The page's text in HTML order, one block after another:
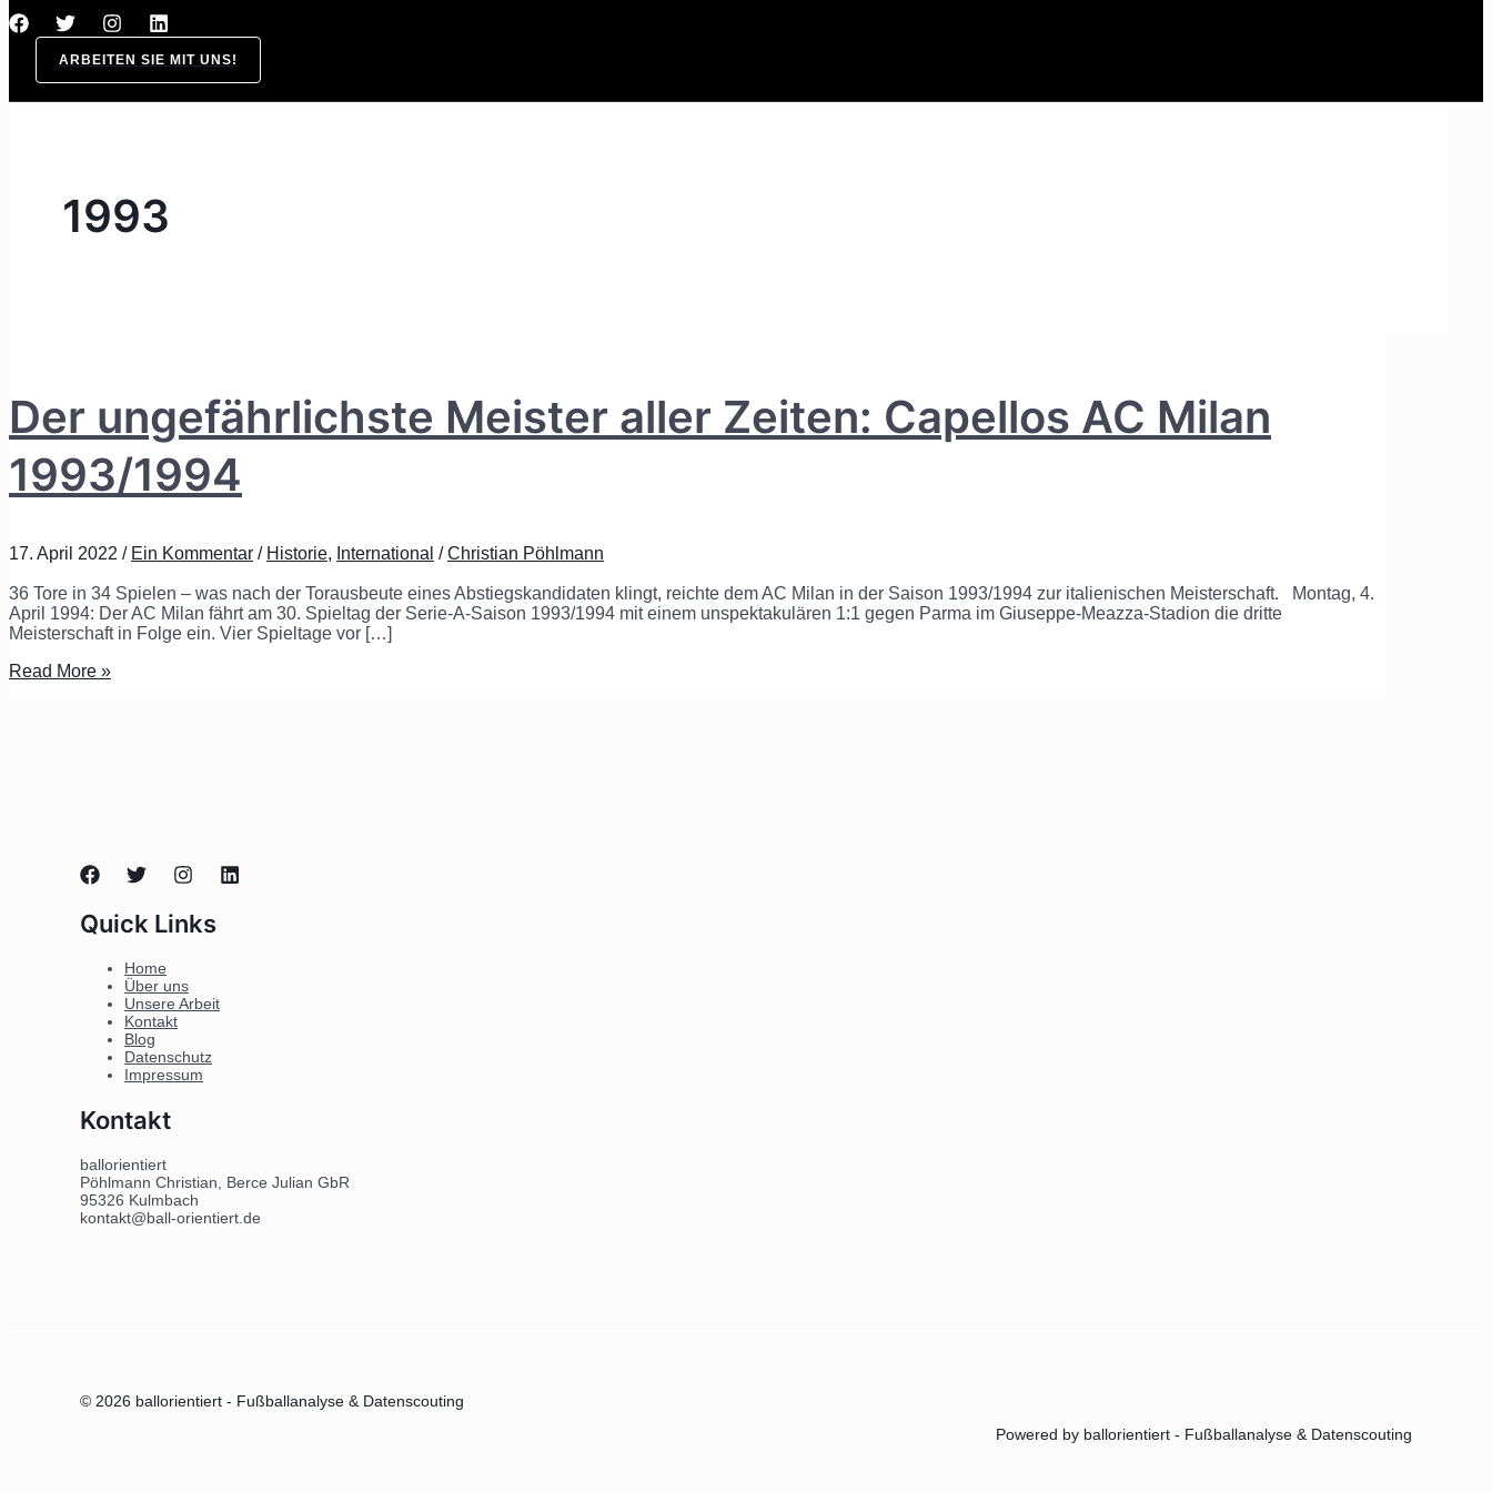
ARBEITEN SIE MIT UNS!
1993
Der ungefährlichste Meister aller Zeiten: Capellos AC Milan
1993/1994
17. April 2022 / Ein Kommentar / Historie, International /Christian Pöhlmann
36 Tore in 34 Spielen – was nach der Torausbeute eines Abstiegskandidaten klingt, reichte dem AC Milan in der Saison 1993/1994 zur italienischen Meisterschaft. Montag, 4.
April 1994: Der AC Milan fährt am 30. Spieltag der Serie-A-Saison 1993/1994 mit einem unspektakulären 1:1 gegen Parma im Giuseppe-Meazza-Stadion die dritte
Meisterschaft in Folge ein. Vier Spieltage vor […]
Read More »
Quick Links
Home
Über uns
Unsere Arbeit
Kontakt
Blog
Datenschutz
Impressum
Kontakt
ballorientiert
Pöhlmann Christian, Berce Julian GbR
95326 Kulmbach
kontakt@ball-orientiert.de
© 2026 ballorientiert - Fußballanalyse & Datenscouting
Powered by ballorientiert - Fußballanalyse & Datenscouting